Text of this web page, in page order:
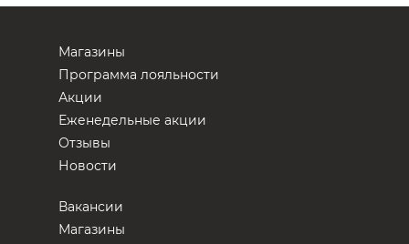
Магазины
Программа лояльности
Акции
Еженедельные акции
Отзывы
Новости
Вакансии
Магазины